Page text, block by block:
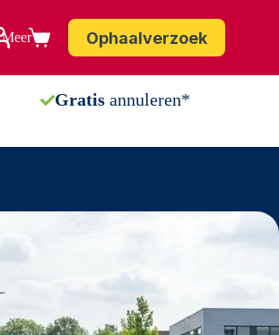
MeerWinkelwagenOphaalverzoek
Gratisannuleren*